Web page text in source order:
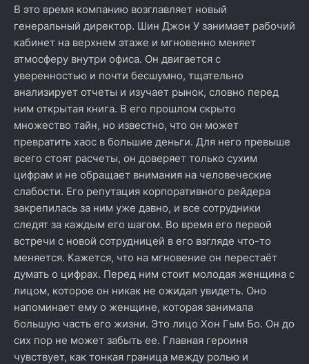
В это время компанию возглавляет новый
генеральный директор. Шин Джон У занимает рабочий
кабинет на верхнем этаже и мгновенно меняет
атмосферу внутри офиса. Он двигается с
уверенностью и почти бесшумно, тщательно
анализирует отчеты и изучает рынок, словно перед
ним открытая книга. В его прошлом скрыто
множество тайн, но известно, что он может
превратить хаос в большие деньги. Для него превыше
всего стоят расчеты, он доверяет только сухим
цифрам и не обращает внимания на человеческие
слабости. Его репутация корпоративного рейдера
закрепилась за ним уже давно, и все сотрудники
следят за каждым его шагом. Во время его первой
встречи с новой сотрудницей в его взгляде что-то
меняется. Кажется, что на мгновение он перестаёт
думать о цифрах. Перед ним стоит молодая женщина с
лицом, которое он никак не ожидал увидеть. Оно
напоминает ему о женщине, которая занимала
большую часть его жизни. Это лицо Хон Гым Бо. Он до
сих пор не может забыть ее. Главная героиня
чувствует, как тонкая граница между ролью и